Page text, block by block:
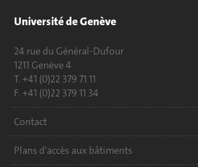
Université de Genève
24 rue du Général-Dufour
1211 Genève 4
T. +41 (0)22 379 71 11
F. +41 (0)22 379 11 34
Contact
Plans d'accès aux bâtiments